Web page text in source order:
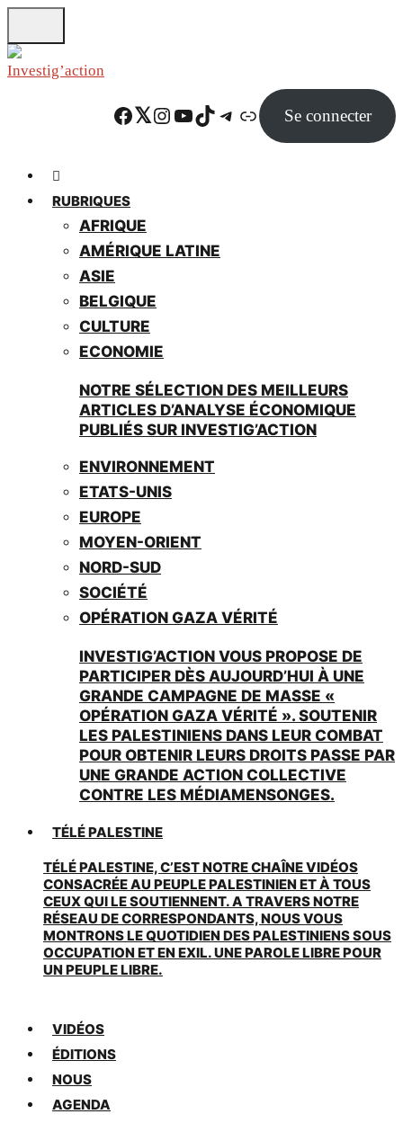
to
main
Facebook Twitter Instagram YouTube TikTok Telegram Lien Se connecter
RUBRIQUES
AFRIQUE
AMÉRIQUE LATINE
ASIE
BELGIQUE
CULTURE
ECONOMIE
NOTRE SÉLECTION DES MEILLEURS
ARTICLES D’ANALYSE ÉCONOMIQUE
PUBLIÉS SUR INVESTIG’ACTION
ENVIRONNEMENT
ETATS-UNIS
EUROPE
MOYEN-ORIENT
NORD-SUD
SOCIÉTÉ
OPÉRATION GAZA VÉRITÉ
INVESTIG’ACTION VOUS PROPOSE DE
PARTICIPER DÈS AUJOURD’HUI À UNE
GRANDE CAMPAGNE DE MASSE «
OPÉRATION GAZA VÉRITÉ ». SOUTENIR
LES PALESTINIENS DANS LEUR COMBAT
POUR OBTENIR LEURS DROITS PASSE PAR
UNE GRANDE ACTION COLLECTIVE
CONTRE LES MÉDIAMENSONGES.
TÉLÉ PALESTINE
TÉLÉ PALESTINE, C’EST NOTRE CHAÎNE VIDÉOS
CONSACRÉE AU PEUPLE PALESTINIEN ET À TOUS
CEUX QUI LE SOUTIENNENT. A TRAVERS NOTRE
RÉSEAU DE CORRESPONDANTS, NOUS VOUS
MONTRONS LE QUOTIDIEN DES PALESTINIENS SOUS
OCCUPATION ET EN EXIL. UNE PAROLE LIBRE POUR
UN PEUPLE LIBRE.
VIDÉOS
ÉDITIONS
NOUS
AGENDA